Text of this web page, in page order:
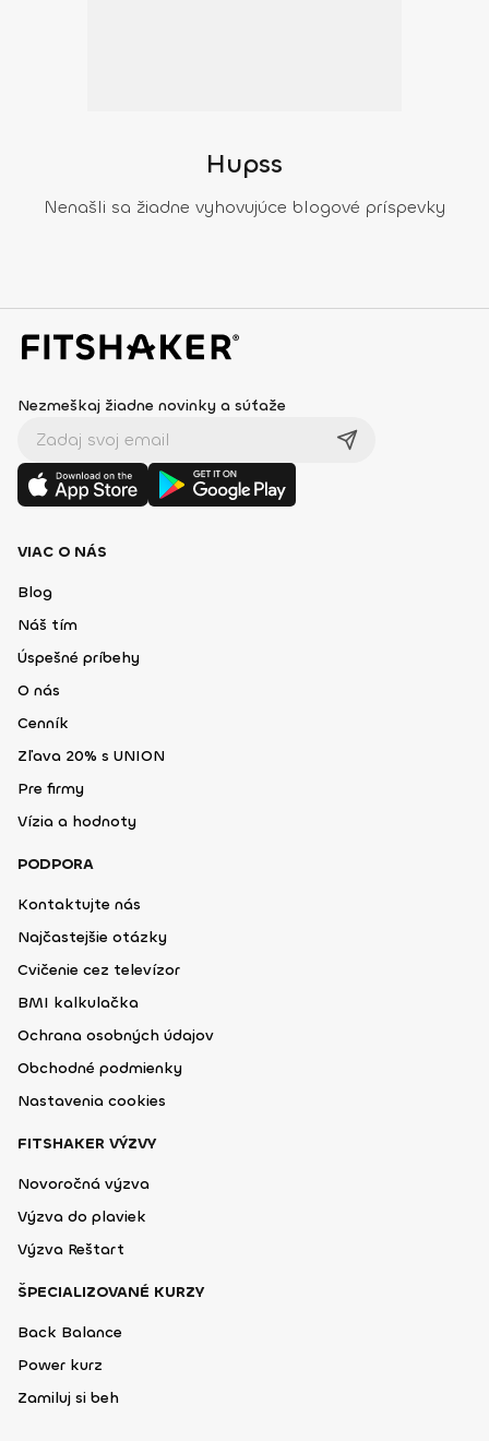
Hupss
Nenašli sa žiadne vyhovujúce blogové príspevky
Nezmeškaj žiadne novinky a súťaže
VIAC O NÁS
Blog
Náš tím
Úspešné príbehy
O nás
Cenník
Zľava 20% s UNION
Pre firmy
Vízia a hodnoty
PODPORA
Kontaktujte nás
Najčastejšie otázky
Cvičenie cez televízor
BMI kalkulačka
Ochrana osobných údajov
Obchodné podmienky
Nastavenia cookies
FITSHAKER VÝZVY
Novoročná výzva
Výzva do plaviek
Výzva Reštart
ŠPECIALIZOVANÉ KURZY
Back Balance
Power kurz
Zamiluj si beh